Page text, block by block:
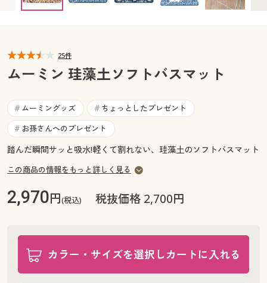
カタログ無料プレゼント
マイページ
お気に入り
サポート
閲覧履歴
サポート
ご利用ガイド
25件
ムーミン 珪藻土ソフトバスマット
# ムーミングッズ # ちょっとしたプレゼント
# お孫さんへのプレゼント
踏んだ瞬間サッと吸水!軽くて割れない、珪藻土のソフトバスマット
この商品の情報をもっと詳しく見る
2,970円(税込) 税抜価格 2,700円
カラー・サイズを選択しカートに入れる